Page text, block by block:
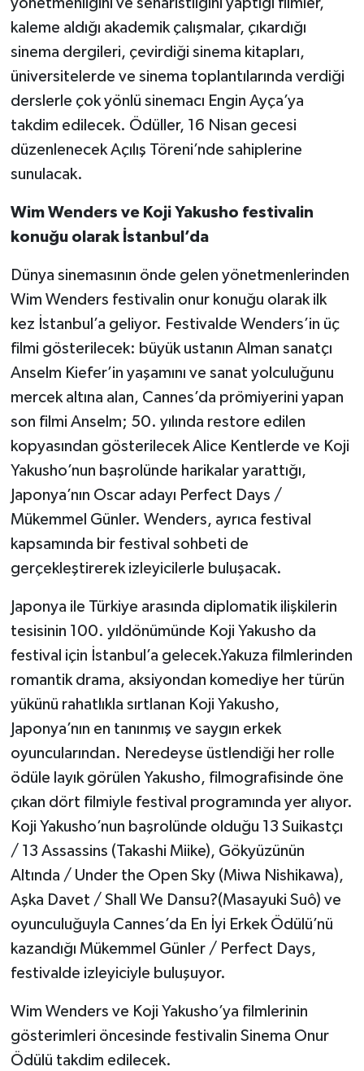
kaleme aldığı akademik çalışmalar, çıkardığı
sinema dergileri, çevirdiği sinema kitapları,
üniversitelerde ve sinema toplantılarında verdiği
derslerle çok yönlü sinemacı Engin Ayça’ya
takdim edilecek. Ödüller, 16 Nisan gecesi
düzenlenecek Açılış Töreni’nde sahiplerine
sunulacak.
Wim Wenders ve Koji Yakusho festivalin
konuğu olarak İstanbul’da
Dünya sinemasının önde gelen yönetmenlerinden
Wim Wenders festivalin onur konuğu olarak ilk
kez İstanbul’a geliyor. Festivalde Wenders’in üç
filmi gösterilecek: büyük ustanın Alman sanatçı
Anselm Kiefer’in yaşamını ve sanat yolculuğunu
mercek altına alan, Cannes’da prömiyerini yapan
son filmi Anselm; 50. yılında restore edilen
kopyasından gösterilecek Alice Kentlerde ve Koji
Yakusho’nun başrolünde harikalar yarattığı,
Japonya’nın Oscar adayı Perfect Days /
Mükemmel Günler. Wenders, ayrıca festival
kapsamında bir festival sohbeti de
gerçekleştirerek izleyicilerle buluşacak.
Japonya ile Türkiye arasında diplomatik ilişkilerin
tesisinin 100. yıldönümünde Koji Yakusho da
festival için İstanbul’a gelecek.Yakuza filmlerinden
romantik drama, aksiyondan komediye her türün
yükünü rahatlıkla sırtlanan Koji Yakusho,
Japonya’nın en tanınmış ve saygın erkek
oyuncularından. Neredeyse üstlendiği her rolle
ödüle layık görülen Yakusho, filmografisinde öne
çıkan dört filmiyle festival programında yer alıyor.
Koji Yakusho’nun başrolünde olduğu 13 Suikastçı
/ 13 Assassins (Takashi Miike), Gökyüzünün
Altında / Under the Open Sky (Miwa Nishikawa),
Aşka Davet / Shall We Dansu?(Masayuki Suô) ve
oyunculuğuyla Cannes’da En İyi Erkek Ödülü’nü
kazandığı Mükemmel Günler / Perfect Days,
festivalde izleyiciyle buluşuyor.
Wim Wenders ve Koji Yakusho’ya filmlerinin
gösterimleri öncesinde festivalin Sinema Onur
Ödülü takdim edilecek.